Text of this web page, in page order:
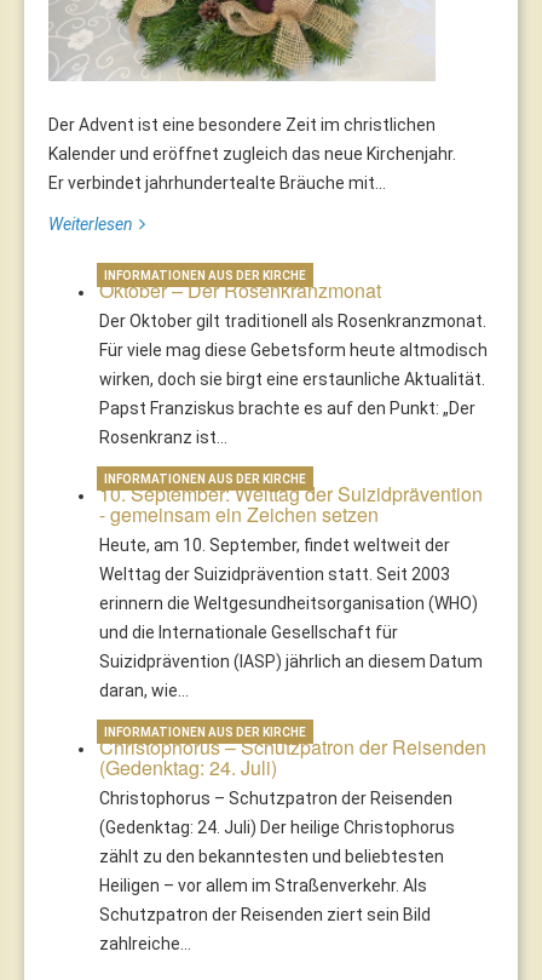
Der Advent ist eine besondere Zeit im christlichen
Kalender und eröffnet zugleich das neue Kirchenjahr.
Er verbindet jahrhundertealte Bräuche mit...
Weiterlesen
Oktober – Der Rosenkranzmonat
Der Oktober gilt traditionell als Rosenkranzmonat.
Für viele mag diese Gebetsform heute altmodisch
wirken, doch sie birgt eine erstaunliche Aktualität.
Papst Franziskus brachte es auf den Punkt: „Der
Rosenkranz ist…
INFORMATIONEN AUS DER KIRCHE
10. September: Welttag der Suizidprävention
- gemeinsam ein Zeichen setzen
Heute, am 10. September, findet weltweit der
Welttag der Suizidprävention statt. Seit 2003
erinnern die Weltgesundheitsorganisation (WHO)
und die Internationale Gesellschaft für
Suizidprävention (IASP) jährlich an diesem Datum
daran, wie…
INFORMATIONEN AUS DER KIRCHE
Christophorus – Schutzpatron der Reisenden
(Gedenktag: 24. Juli)
Christophorus – Schutzpatron der Reisenden
(Gedenktag: 24. Juli) Der heilige Christophorus
zählt zu den bekanntesten und beliebtesten
Heiligen – vor allem im Straßenverkehr. Als
Schutzpatron der Reisenden ziert sein Bild
zahlreiche…
INFORMATIONEN AUS DER KIRCHE